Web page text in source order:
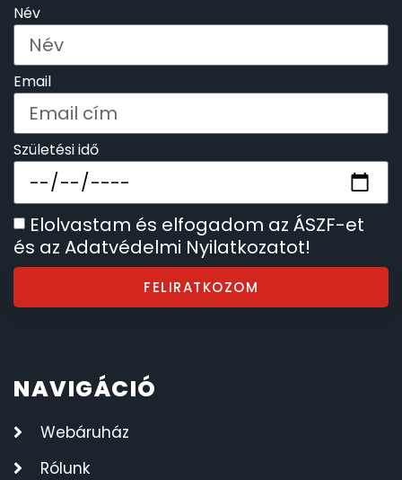
Név
Email
Születési idő
Elolvastam és elfogadom az ÁSZF-et
és az Adatvédelmi Nyilatkozatot!
FELIRATKOZOM
NAVIGÁCIÓ
Webáruház
Rólunk